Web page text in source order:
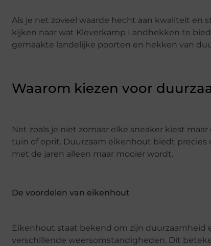
Als je net zoveel waarde hecht aan kwaliteit en
kijken naar wat Kleverkamp Landhekken te
gemaakte landelijke poorten en hekken van
Waarom kiezen voor
Net zoals je niet zomaar elke sneaker kiest
tuin of oprit. Duurzaam eikenhout biedt
met de jaren alleen maar mooier wordt.
De voordelen van eikenhout
Eikenhout staat bekend om zijn
verschillende weersomstandigheden. Dit